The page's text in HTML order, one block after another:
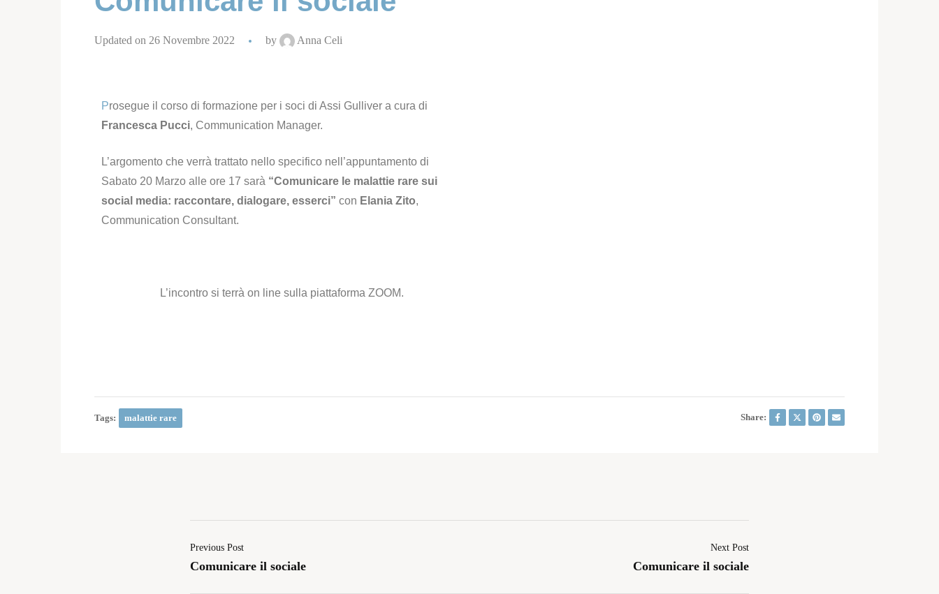
Updated on 26 Novembre 2022 by Anna Celi
Prosegue il corso di formazione per i soci di Assi Gulliver a cura di
Francesca Pucci, Communication Manager.
L’argomento che verrà trattato nello specifico nell’appuntamento di
Sabato 20 Marzo alle ore 17 sarà “Comunicare le malattie rare sui
social media: raccontare, dialogare, esserci” con Elania Zito,
Communication Consultant.
L’incontro si terrà on line sulla piattaforma ZOOM.
Tags: malattie rare Share:
Previous Post
Comunicare il sociale
Next Post
Comunicare il sociale